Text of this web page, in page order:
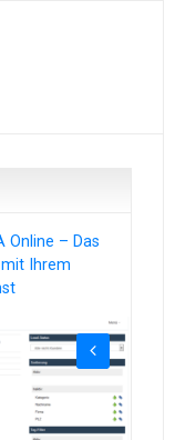
Online – Das
Ihrem